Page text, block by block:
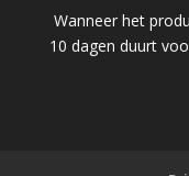
Wanneer het
10 dagen duurt